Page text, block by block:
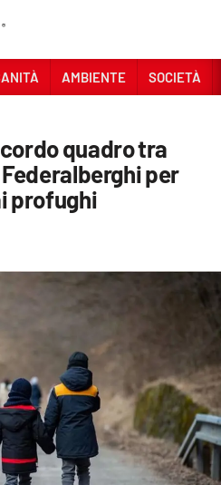
AMBIENTE SOCIETÀ
quadro tra
per
profughi